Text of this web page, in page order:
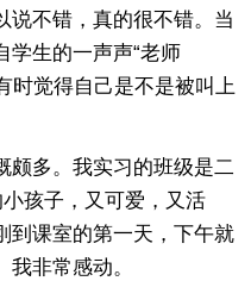
说不错，真的很不错。当
学生的一声声“老师
时觉得自己是不是被叫上
多。我实习的班级是二
孩子，又可爱，又活
到课室的第一天，下午就
非常感动。